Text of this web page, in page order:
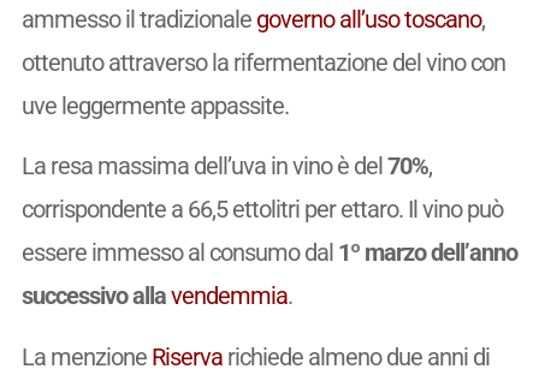
ammesso il tradizionale governo all’uso toscano,
ottenuto attraverso la rifermentazione del vino con
uve leggermente appassite.
La resa massima dell’uva in vino è del70%,
corrispondente a 66,5 ettolitri per ettaro. Il vino può
essere immesso al consumo dal 1º marzo dell’anno
successivo allavendemmia.
La menzione Riservarichiede almeno due anni di